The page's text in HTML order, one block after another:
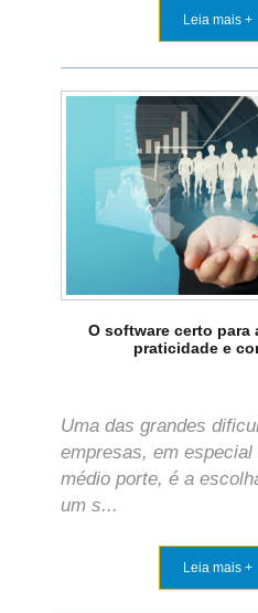
Leia mais +
O software certo para
praticidade e
Uma das grandes
empresas, em especial
médio porte, é a
um s...
Leia mais +